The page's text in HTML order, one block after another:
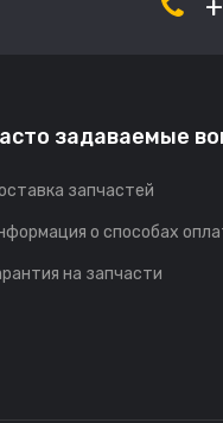
задаваемые
запчастей
о способах
на запчасти